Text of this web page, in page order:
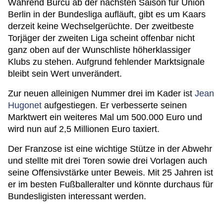
Während Burcu ab der nächsten Saison für Union
Berlin in der Bundesliga aufläuft, gibt es um Kaars
derzeit keine Wechselgerüchte. Der zweitbeste
Torjäger der zweiten Liga scheint offenbar nicht
ganz oben auf der Wunschliste höherklassiger
Klubs zu stehen. Aufgrund fehlender Marktsignale
bleibt sein Wert unverändert.
Zur neuen alleinigen Nummer drei im Kader ist Jean
Hugonet aufgestiegen. Er verbesserte seinen
Marktwert ein weiteres Mal um 500.000 Euro und
wird nun auf 2,5 Millionen Euro taxiert.
Der Franzose ist eine wichtige Stütze in der Abwehr
und stellte mit drei Toren sowie drei Vorlagen auch
seine Offensivstärke unter Beweis. Mit 25 Jahren ist
er im besten Fußballeralter und könnte durchaus für
Bundesligisten interessant werden.